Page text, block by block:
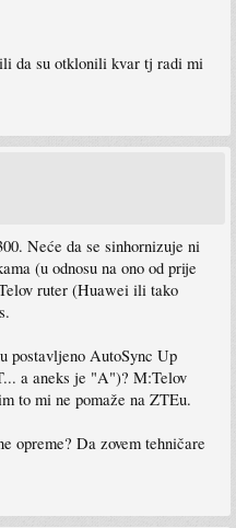
da su otklonili kvar tj radi mi
Neće da se sinhornizuje ni
(u odnosu na ono od prije
ruter (Huawei ili tako
postavljeno AutoSync Up
a aneks je "A")? M:Telov
to mi ne pomaže na ZTEu.
opreme? Da zovem tehničare